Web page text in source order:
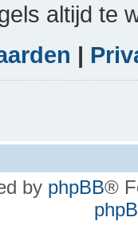
altijd te
|
by phpBB®